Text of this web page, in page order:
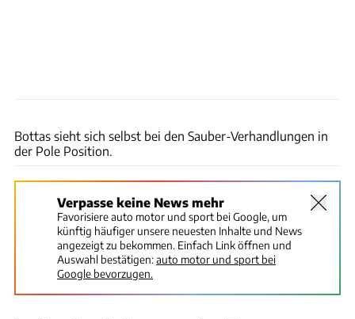
Bottas sieht sich selbst bei den Sauber-Verhandlungen in
der Pole Position.
Verpasse keine News mehr
Favorisiere auto motor und sport bei Google, um
künftig häufiger unsere neuesten Inhalte und News
angezeigt zu bekommen. Einfach Link öffnen und
Auswahl bestätigen:auto motor und sport bei
Google bevorzugen.